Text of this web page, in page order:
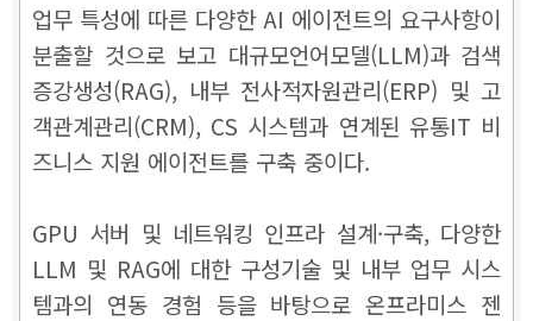
업무 특성에 따른 다양한 AI 에이전트의 요구사항이
분출할 것으로 보고 대규모언어모델(LLM)과 검색
증강생성(RAG), 내부 전사적자원관리(ERP) 및 고
객관계관리(CRM), CS 시스템과 연계된 유통IT 비
즈니스 지원 에이전트를 구축 중이다.
GPU 서버 및 네트워킹 인프라 설계·구축, 다양한
LLM 및 RAG에 대한 구성기술 및 내부 업무 시스
템과의 연동 경험 등을 바탕으로 온프라미스 젠